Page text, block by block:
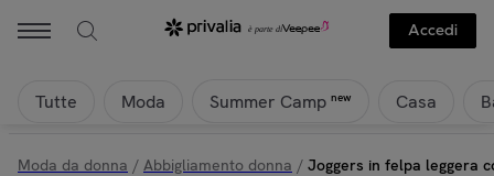
Accedi
Tutte Moda Summer Camp new Casa
Moda da donna / Abbigliamento donna / Joggers in felpa leggera